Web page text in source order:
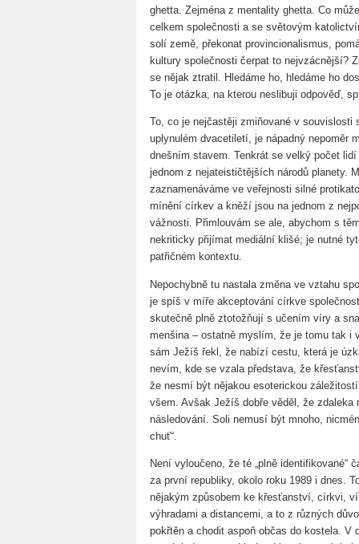
ghetta. Zejména z mentality ghetta. Co
celkem společnosti a se světovým
solí země, překonat provincionalismus,
kultury společnosti čerpat to nejvzácnější?
se nějak ztratil. Hledáme ho, hledáme ho
To je otázka, na kterou neslibuji odpověď,
To, co je nejčastěji zmiňované v
uplynulém dvacetiletí, je nápadný nepoměr
dnešním stavem. Tenkrát se velký počet
jednom z nejateističtějších národů planety.
zaznamenáváme ve veřejnosti silné
mínění církev a kněží jsou na jednom z
vážnosti. Přimlouvám se ale, abychom s
nekriticky přijímat mediální klišé; je nutné
patřičném kontextu.
Nepochybně tu nastala změna ve vztahu
je spíš v míře akceptování církve
skutečně plně ztotožňují s učením víry a
menšina – ostatně myslím, že je tomu tak
sám Ježíš řekl, že nabízí cestu, která je
nevím, kde se vzala představa, že
že nesmí být nějakou esoterickou
všem. Avšak Ježíš dobře věděl, že zdaleka
následování. Soli nemusí být mnoho,
chuť“.
Není vyloučeno, že té „plně identifikované“
za první republiky, okolo roku 1989 i dnes.
nějakým způsobem ke křesťanství, církvi,
výhradami a distancemi, a to z různých
pokřtěn a chodit aspoň občas do kostela. V